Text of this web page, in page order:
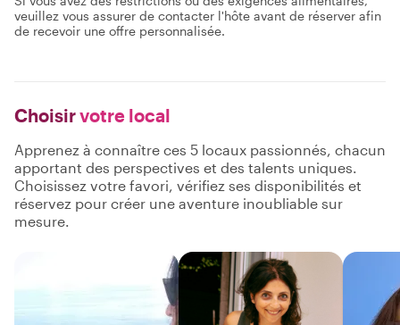
veuillez vous assurer de contacter l'hôte avant de réserver afin
de recevoir une offre personnalisée.
Choisirvotre local
Apprenez à connaître ces 5 locaux passionnés, chacun
apportant des perspectives et des talents uniques.
Choisissez votre favori, vérifiez ses disponibilités et
réservez pour créer une aventure inoubliable sur
mesure.